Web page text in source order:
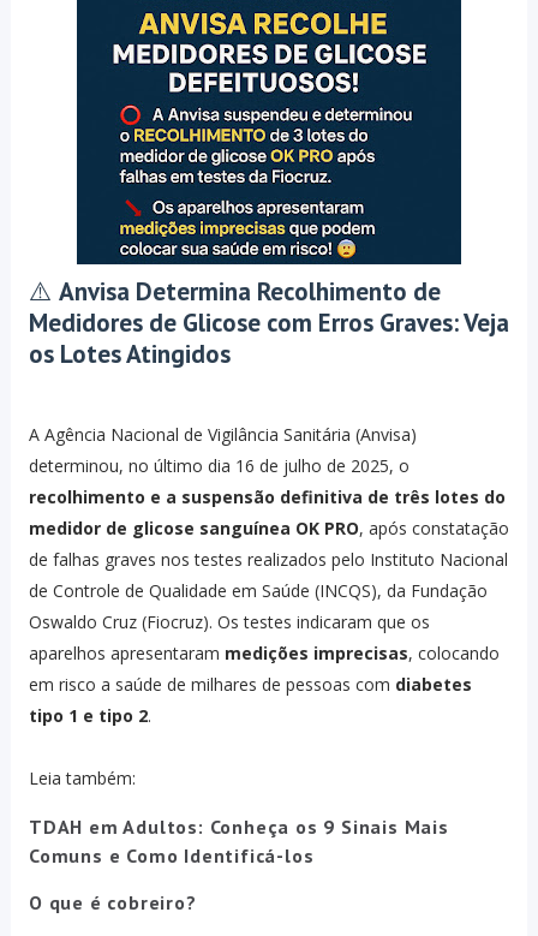
⚠️ Anvisa Determina Recolhimento de
Medidores de Glicose com Erros Graves: Veja
os Lotes Atingidos
A Agência Nacional de Vigilância Sanitária (Anvisa)
determinou, no último dia 16 de julho de 2025, o
recolhimento e a suspensão definitiva de três lotes do
medidor de glicose sanguínea OK PRO, após constatação
de falhas graves nos testes realizados pelo Instituto Nacional
de Controle de Qualidade em Saúde (INCQS), da Fundação
Oswaldo Cruz (Fiocruz). Os testes indicaram que os
aparelhos apresentaram medições imprecisas, colocando
em risco a saúde de milhares de pessoas com diabetes
tipo 1 e tipo 2.
Leia também:
TDAH em Adultos: Conheça os 9 Sinais Mais
Comuns e Como Identificá-los
O que é cobreiro?